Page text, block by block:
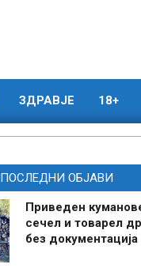
ЗДРАВЈЕ 18+
ПОСЛЕДНИ ОБЈАВИ
Приведен
сечел и товарел
без документација